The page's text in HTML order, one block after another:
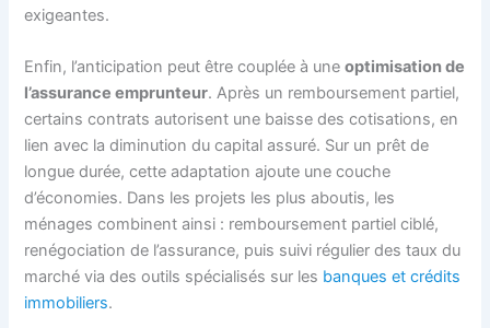
exigeantes.
Enfin, l’anticipation peut être couplée à uneoptimisation de
l’assurance emprunteur. Après un remboursement partiel,
certains contrats autorisent une baisse des cotisations, en
lien avec la diminution du capital assuré. Sur un prêt de
longue durée, cette adaptation ajoute une couche
d’économies. Dans les projets les plus aboutis, les
ménages combinent ainsi : remboursement partiel ciblé,
renégociation de l’assurance, puis suivi régulier des taux du
marché via des outils spécialisés sur les banques et crédits
immobiliers.